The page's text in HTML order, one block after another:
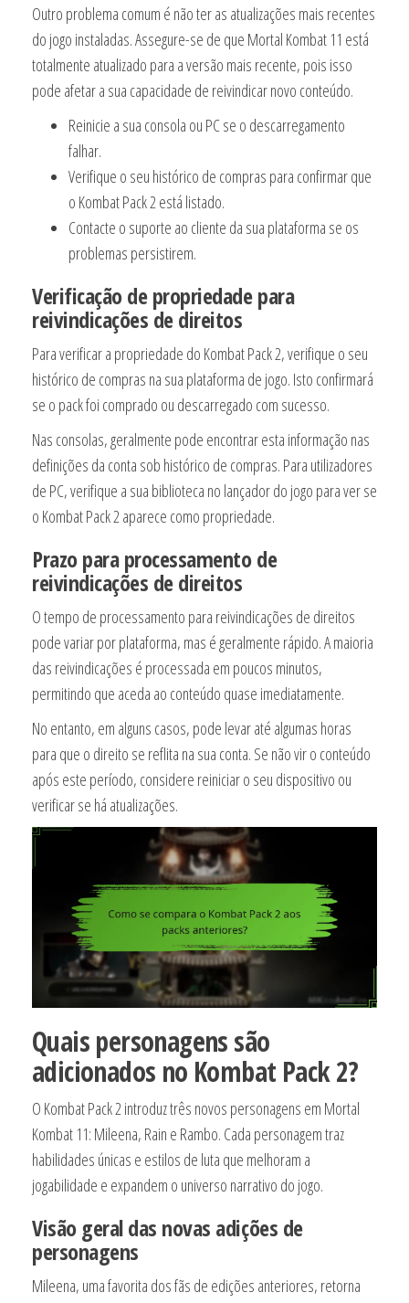
Outro problema comum é não ter as atualizações mais recentes
do jogo instaladas. Assegure-se de que Mortal Kombat 11 está
totalmente atualizado para a versão mais recente, pois isso
pode afetar a sua capacidade de reivindicar novo conteúdo.
Reinicie a sua consola ou PC se o descarregamento
falhar.
Verifique o seu histórico de compras para confirmar que
o Kombat Pack 2 está listado.
Contacte o suporte ao cliente da sua plataforma se os
problemas persistirem.
Verificação de propriedade para
reivindicações de direitos
Para verificar a propriedade do Kombat Pack 2, verifique o seu
histórico de compras na sua plataforma de jogo. Isto confirmará
se o pack foi comprado ou descarregado com sucesso.
Nas consolas, geralmente pode encontrar esta informação nas
definições da conta sob histórico de compras. Para utilizadores
de PC, verifique a sua biblioteca no lançador do jogo para ver se
o Kombat Pack 2 aparece como propriedade.
Prazo para processamento de
reivindicações de direitos
O tempo de processamento para reivindicações de direitos
pode variar por plataforma, mas é geralmente rápido. A maioria
das reivindicações é processada em poucos minutos,
permitindo que aceda ao conteúdo quase imediatamente.
No entanto, em alguns casos, pode levar até algumas horas
para que o direito se reflita na sua conta. Se não vir o conteúdo
após este período, considere reiniciar o seu dispositivo ou
verificar se há atualizações.
Quais personagens são
adicionados no Kombat Pack 2?
O Kombat Pack 2 introduz três novos personagens em Mortal
Kombat 11: Mileena, Rain e Rambo. Cada personagem traz
habilidades únicas e estilos de luta que melhoram a
jogabilidade e expandem o universo narrativo do jogo.
Visão geral das novas adições de
personagens
Mileena, uma favorita dos fãs de edições anteriores, retorna